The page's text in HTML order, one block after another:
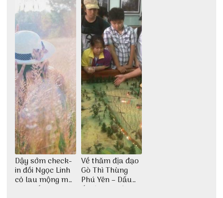
Dậy sớm check-
in đồi Ngọc Linh
cỏ lau mộng mơ
tại Huế nè bạn
Về thăm địa đạo
Gò Thì Thùng
Phú Yên – Dấu
ấn lịch sử còn